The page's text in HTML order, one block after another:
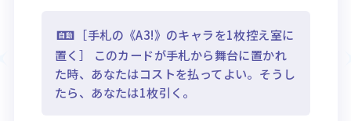
［手札の《A3!》のキャラを1枚控え室に
置く］ このカードが手札から舞台に置かれ
た時、あなたはコストを払ってよい。そうし
たら、あなたは1枚引く。